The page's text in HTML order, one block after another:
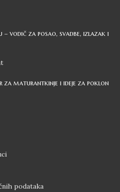
vodič za posao, svadbe, izlazak i
za maturantkinje i ideje za poklon
podataka